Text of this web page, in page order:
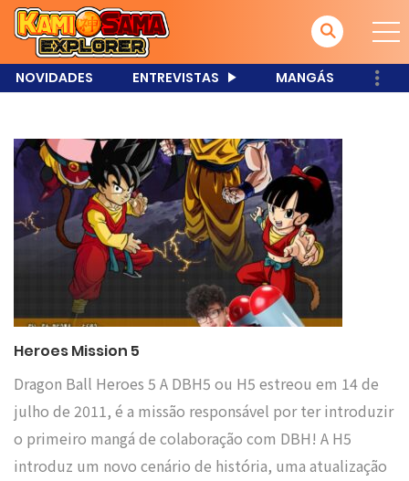
NOVIDADES ENTREVISTAS MANGÁS
Heroes Mission 5
Dragon Ball Heroes 5 A DBH5 ou H5 estreou em 14 de
julho de 2011, é a missão responsável por ter introduzir
o primeiro mangá de colaboração com DBH! A H5
introduz um novo cenário de história, uma atualização